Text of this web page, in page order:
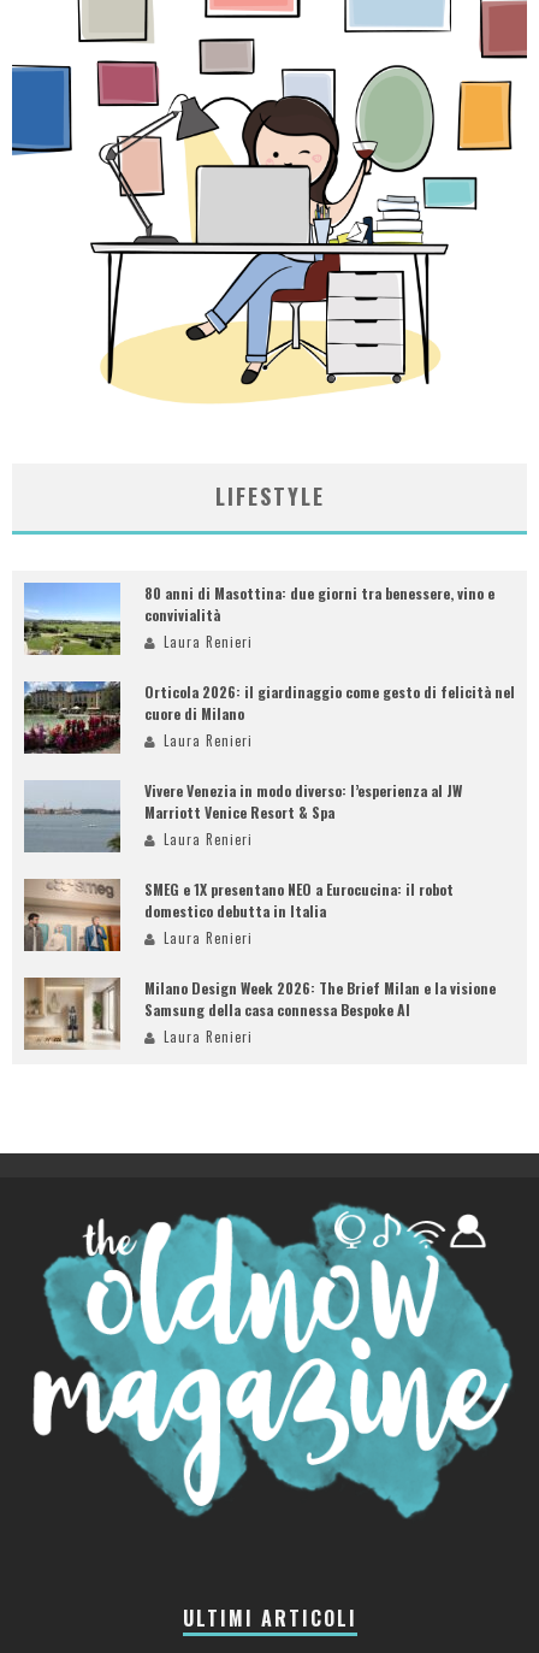
LIFESTYLE
80 anni di Masottina: due giorni tra benessere, vino e
convivialità
Laura Renieri
Orticola 2026: il giardinaggio come gesto di felicità nel
cuore di Milano
Laura Renieri
Vivere Venezia in modo diverso: l’esperienza al JW
Marriott Venice Resort & Spa
Laura Renieri
SMEG e 1X presentano NEO a Eurocucina: il robot
domestico debutta in Italia
Laura Renieri
Milano Design Week 2026: The Brief Milan e la visione
Samsung della casa connessa Bespoke AI
Laura Renieri
ULTIMI ARTICOLI